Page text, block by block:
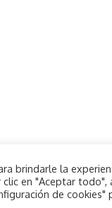
brindarle la
en "Aceptar
de cookies"